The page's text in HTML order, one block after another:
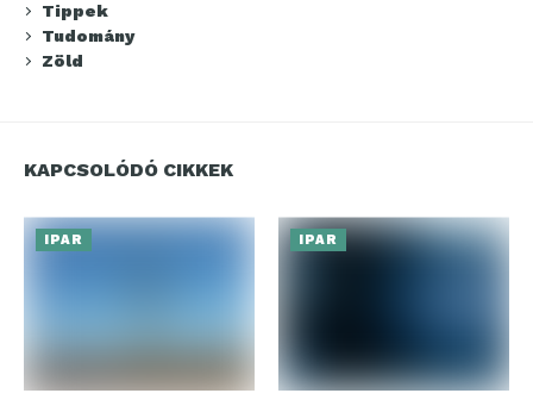
Tippek
Tudomány
Zöld
KAPCSOLÓDÓ CIKKEK
IPAR IPAR